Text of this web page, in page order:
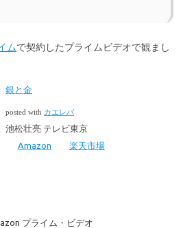
ムで契約したプライムビデオで観まし
銀と金
posted with カエレバ
池松壮亮 テレビ東京
Amazon
楽天市場
プライム・ビデオ